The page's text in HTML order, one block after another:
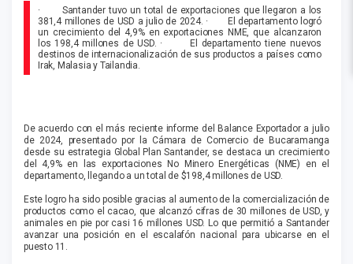
· Santander tuvo un total de exportaciones que llegaron a los
381,4 millones de USD a julio de 2024. · El departamento logró
un crecimiento del 4,9% en exportaciones NME, que alcanzaron
los 198,4 millones de USD. · El departamento tiene nuevos
destinos de internacionalización de sus productos a países como
Irak, Malasia y Tailandia.
De acuerdo con el más reciente informe del Balance Exportador a julio
de 2024, presentado por la Cámara de Comercio de Bucaramanga
desde su estrategia Global Plan Santander, se destaca un crecimiento
del 4,9% en las exportaciones No Minero Energéticas (NME) en el
departamento, llegando a un total de $198,4 millones de USD.
Este logro ha sido posible gracias al aumento de la comercialización de
productos como el cacao, que alcanzó cifras de 30 millones de USD, y
animales en pie por casi 16 millones USD. Lo que permitió a Santander
avanzar una posición en el escalafón nacional para ubicarse en el
puesto 11.